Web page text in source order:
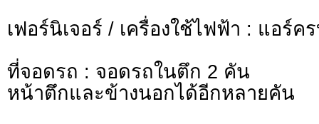
เฟอร์นิเจอร์ / เครื่องใช้ไฟฟ้า : แอร์ค
ที่จอดรถ : จอดรถในตึก 2 คัน
หน้าตึกและข้างนอกได้อีกหลายคัน